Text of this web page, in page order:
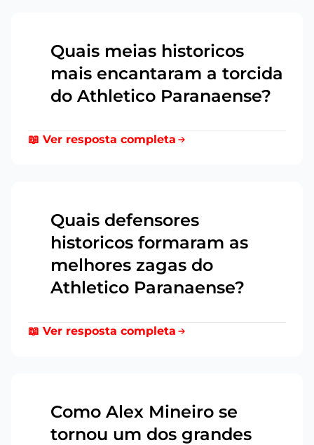
Quais meias historicos
mais encantaram a torcida
do Athletico Paranaense?
📖 Ver resposta completa
Quais defensores
historicos formaram as
melhores zagas do
Athletico Paranaense?
📖 Ver resposta completa
Como Alex Mineiro se
tornou um dos grandes